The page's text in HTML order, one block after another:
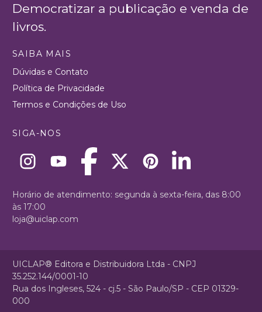
Democratizar a publicação e venda de
livros.
SAIBA MAIS
Dúvidas e Contato
Política de Privacidade
Termos e Condições de Uso
SIGA-NOS
Horário de atendimento: segunda à sexta-feira, das 8:00
às 17:00
loja@uiclap.com
UICLAP® Editora e Distribuidora Ltda - CNPJ
35.252.144/0001-10
Rua dos Ingleses, 524 - cj.5 - São Paulo/SP - CEP 01329-
000